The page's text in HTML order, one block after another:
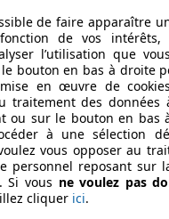
de faire apparaître
de vos intérêts,
l’utilisation que
bouton en bas à droite
en œuvre de
traitement des données
ou sur le bouton en bas
à une sélection
vous opposer au
personnel reposant sur
Si vous ne voulez pas
cliquer ici.